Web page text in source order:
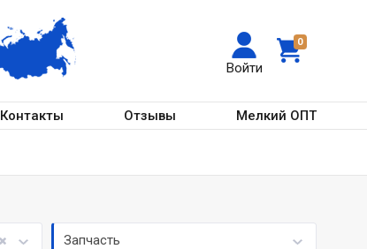
0
Войти
Контакты Отзывы Мелкий ОПТ
Запчасть